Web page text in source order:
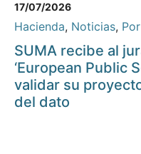
17/07/2026
Hacienda, Noticias,
SUMA recibe al
‘European Public
validar su
del dato